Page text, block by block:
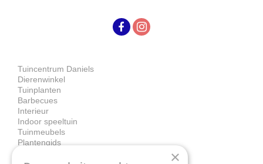
Tuincentrum Daniels
Dierenwinkel
Tuinplanten
Barbecues
Interieur
Indoor speeltuin
Tuinmeubels
Plantengids
×